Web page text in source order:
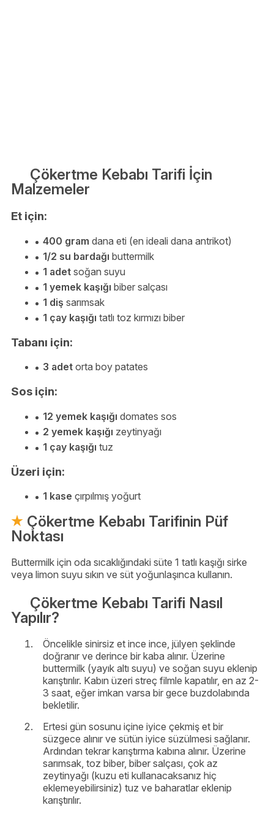
Çökertme Kebabı Tarifi İçin
Malzemeler
Et için:
400 gram dana eti (en ideali dana antrikot)
1/2 su bardağı buttermilk
1 adet soğan suyu
1 yemek kaşığı biber salçası
1 diş sarımsak
1 çay kaşığı tatlı toz kırmızı biber
Tabanı için:
3 adet orta boy patates
Sos için:
12 yemek kaşığı domates sos
2 yemek kaşığı zeytinyağı
1 çay kaşığı tuz
Üzeri için:
1 kase çırpılmış yoğurt
Çökertme Kebabı Tarifinin Püf
Noktası
Buttermilk için oda sıcaklığındaki süte 1 tatlı kaşığı sirke
veya limon suyu sıkın ve süt yoğunlaşınca kullanın.
Çökertme Kebabı Tarifi Nasıl
Yapılır?
Öncelikle sinirsiz et ince ince, jülyen şeklinde
doğranır ve derince bir kaba alınır. Üzerine
buttermilk (yayık altı suyu) ve soğan suyu eklenip
karıştırılır. Kabın üzeri streç filmle kapatılır, en az 2-
3 saat, eğer imkan varsa bir gece buzdolabında
bekletilir.
Ertesi gün sosunu içine iyice çekmiş et bir
süzgece alınır ve sütün iyice süzülmesi sağlanır.
Ardından tekrar karıştırma kabına alınır. Üzerine
sarımsak, toz biber, biber salçası, çok az
zeytinyağı (kuzu eti kullanacaksanız hiç
eklemeyebilirsiniz) tuz ve baharatlar eklenip
karıştırılır.